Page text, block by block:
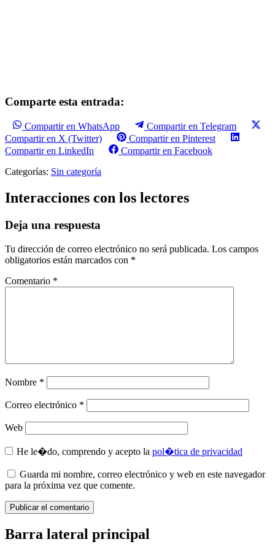
Comparte esta entrada:
Compartir en WhatsApp
Compartir en Telegram
Compartir en X (Twitter)
Compartir en Pinterest
Compartir en LinkedIn
Compartir en Facebook
Categorías: Sin categoría
Interacciones con los lectores
Deja una respuesta
Tu dirección de correo electrónico no será publicada. Los campos
obligatorios están marcados con *
Comentario *
Nombre *
Correo electrónico *
Web
He le�do, comprendo y acepto la pol�tica de privacidad
Guarda mi nombre, correo electrónico y web en este navegador
para la próxima vez que comente.
Barra lateral principal